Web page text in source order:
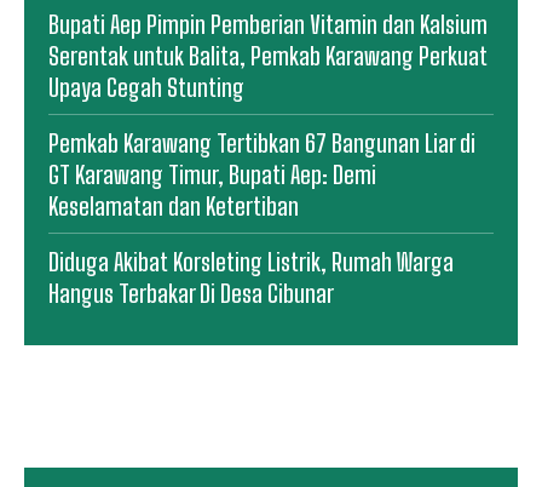
Bupati Aep Pimpin Pemberian Vitamin dan Kalsium
Serentak untuk Balita, Pemkab Karawang Perkuat
Upaya Cegah Stunting
Pemkab Karawang Tertibkan 67 Bangunan Liar di
GT Karawang Timur, Bupati Aep: Demi
Keselamatan dan Ketertiban
Diduga Akibat Korsleting Listrik, Rumah Warga
Hangus Terbakar Di Desa Cibunar